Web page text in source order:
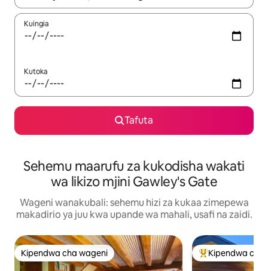
Kuingia
Kutoka
Tafuta
Sehemu maarufu za kukodisha wakati
wa likizo mjini Gawley's Gate
Wageni wanakubali: sehemu hizi za kukaa zimepewa
makadirio ya juu kwa upande wa mahali, usafi na zaidi.
Kipendwa cha wageni
Kipendwa cha wageni Kipendwa
Kipendwa cha